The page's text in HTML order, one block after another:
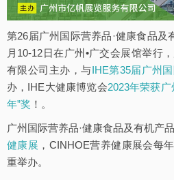
第26届广州国际营养品·健康食品及
月10-12日在广州•广交会展馆举行
有限公司主办，与IHE第35届广州
办，IHE大健康博览会2023年荣获
年”奖 ！。
广州国际营养品·健康食品及有机产
健康展 ，CINHOE营养健康展会每
重举办。